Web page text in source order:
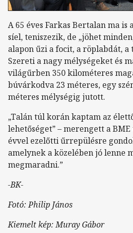
A 65 éves Farkas Bertalan ma
síel, teniszezik, de „jöhet
alapon űzi a focit, a röplabdát,
Szereti a nagy mélységeket és
világűrben 350 kilométeres
búvárkodva 23 méteres, egy
méteres mélységig jutott.
„Talán túl korán kaptam az
lehetőséget” – merengett a
évvel ezelőtti űrrepülésre
amelynek a közelében jó lenne
megmaradni.”
-BK-
Fotó: Philip János
Kiemelt kép: Muray Gábor